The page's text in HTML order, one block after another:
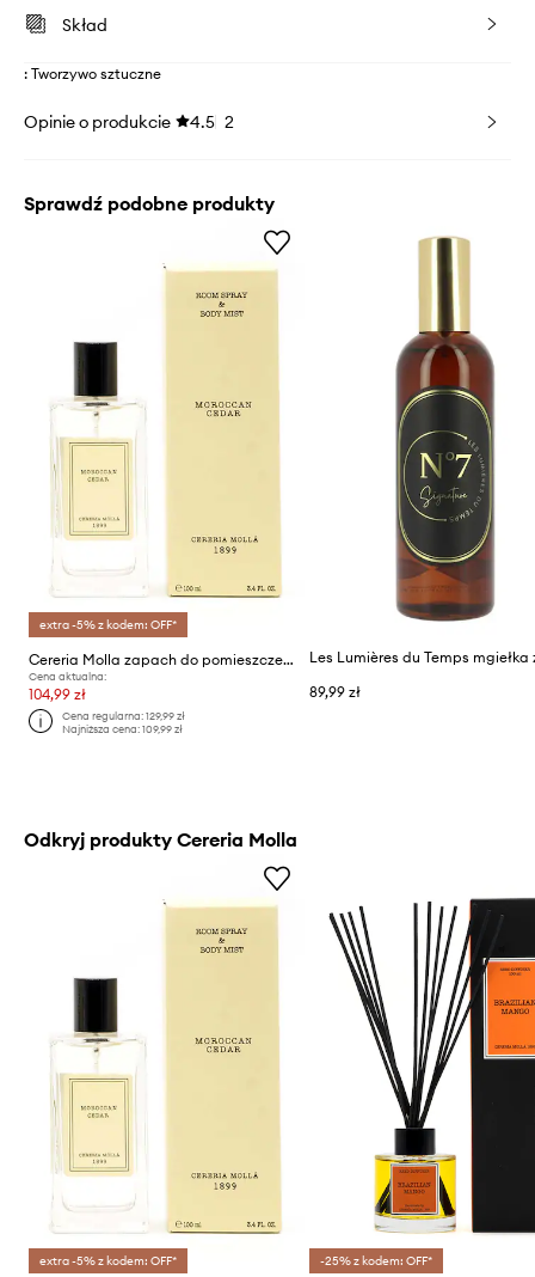
Skład
: Tworzywo sztuczne
Opinie o produkcie 4.5 2
Sprawdź podobne produkty
extra -5% z kodem: OFF*
Cereria Molla zapach do pomieszczeń Moroccan Cedar 100 ml
Cena aktualna:
104,99 zł
Cena regularna:129,99 zł
Najniższa cena:109,99 zł
89,99 zł
Odkryj produkty Cereria Molla
extra -5% z kodem: OFF* -25% z kodem: OFF*